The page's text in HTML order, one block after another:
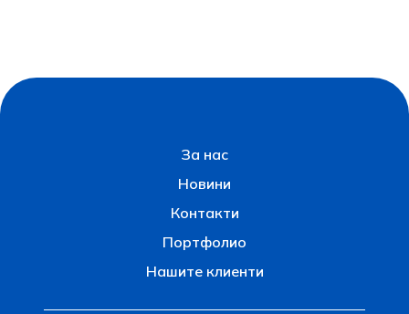
За нас
Новини
Контакти
Портфолио
Нашите клиенти